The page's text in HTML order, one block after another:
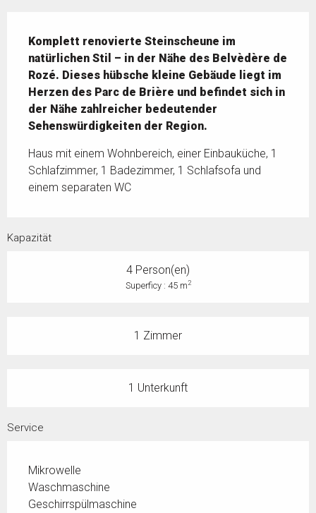
Komplett renovierte Steinscheune im
natürlichen Stil – in der Nähe des Belvèdère de
Rozé. Dieses hübsche kleine Gebäude liegt im
Herzen des Parc de Brière und befindet sich in
der Nähe zahlreicher bedeutender
Sehenswürdigkeiten der Region.
Haus mit einem Wohnbereich, einer Einbauküche, 1
Schlafzimmer, 1 Badezimmer, 1 Schlafsofa und
einem separaten WC
Kapazität
4 Person(en)
Superficy : 45 m2
1 Zimmer
1 Unterkunft
Service
Mikrowelle
Waschmaschine
Geschirrspülmaschine